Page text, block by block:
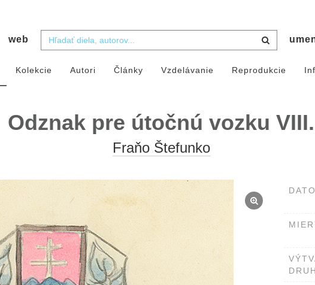
web
Kolekcie Autori Články Vzdelávanie Reprodukcie
Odznak pre útočnú vozku VIII.
Fraňo Štefunko